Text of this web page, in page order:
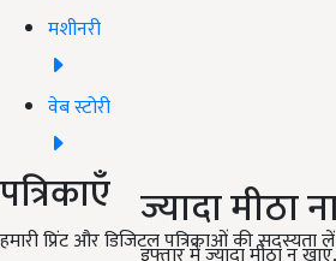
मशीनरी
वेब स्टोरी
पत्रिकाएँ
हमारी प्रिंट और डिजिटल पत्रिकाओं की सदस्यता लें
ज्यादा मीठा